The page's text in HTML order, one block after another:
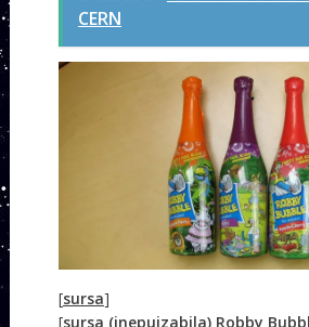
CERN
[sursa]
[sursa (inepuizabila) Robby